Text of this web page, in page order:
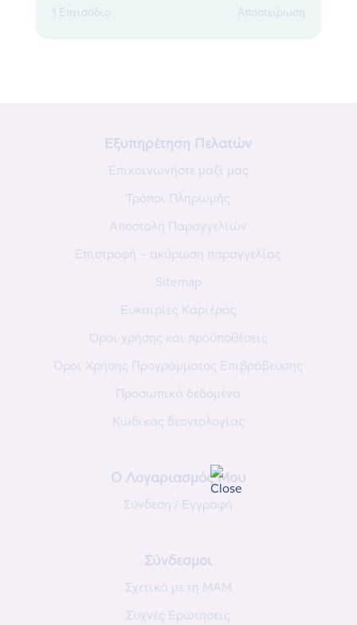
1 Επεισόδιο Αποστείρωση
Εξυπηρέτηση Πελατών
Επικοινωνήστε μαζί μας
Τρόποι Πληρωμής
Αποστολή Παραγγελιών
Επιστροφή – ακύρωση παραγγελίας
Sitemap
Ευκαιρίες Καριέρας
Όροι χρήσης και προϋποθέσεις
Όροι Χρήσης Προγράμματος Επιβράβευσης
Προσωπικά δεδομένα
Κώδικας δεοντολογίας
Ο Λογαριασμός Μου
Σύνδεση / Εγγραφή
Σύνδεσμοι
Σχετικά με τη MAM
Συχνές Eρωτήσεις